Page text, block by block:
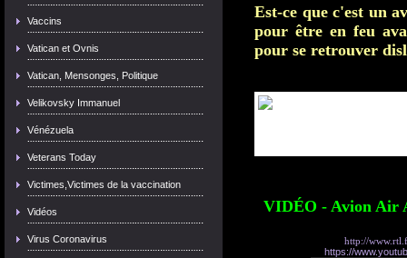
Vaccins
Vatican et Ovnis
Vatican, Mensonges, Politique
Velikovsky Immanuel
Vénézuela
Veterans Today
Victimes,Victimes de la vaccination
Vidéos
Virus Coronavirus
Est-ce que c'est un
pour être en feu
pour se retrouver
VIDÉO - Avion Air
http://
https://